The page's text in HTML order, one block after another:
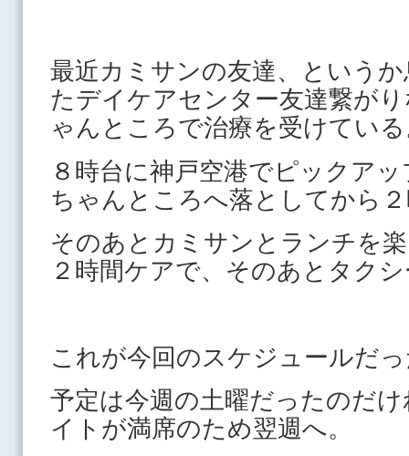
最近カミサンの友達、という
たデイケアセンター友達繋が
ゃんところで治療を受けてい
８時台に神戸空港でピックア
ちゃんところへ落としてから
そのあとカミサンとランチを
２時間ケアで、そのあとタク
これが今回のスケジュールだ
予定は今週の土曜だったのだ
イトが満席のため翌週へ。